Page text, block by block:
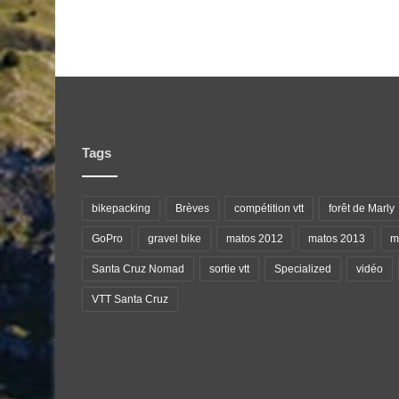
Tags
bikepacking Brèves compétition vtt forêt de Marly
GoPro gravel bike matos 2012 matos 2013
Santa Cruz Nomad sortie vtt Specialized vidéo
VTT Santa Cruz